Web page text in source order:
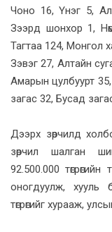
Чоно 16, Үнэг 5,
Зээрд шонхор 1,
Тагтаа 124, Монгол
Зэвэг 27, Алтайн
Амарын цулбуурт
загас 32, Бусад
Дээрх зөрчилд
зөрчил шалган
92.500.000 төгрөгийн
оногдуулж, хууль
төгрөгийг хурааж,